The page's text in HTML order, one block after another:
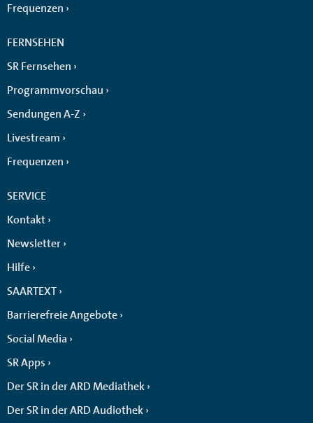
Frequenzen
FERNSEHEN
SR Fernsehen
Programmvorschau
Sendungen A-Z
Livestream
Frequenzen
SERVICE
Kontakt
Newsletter
Hilfe
SAARTEXT
Barrierefreie Angebote
Social Media
SR Apps
Der SR in der ARD Mediathek
Der SR in der ARD Audiothek